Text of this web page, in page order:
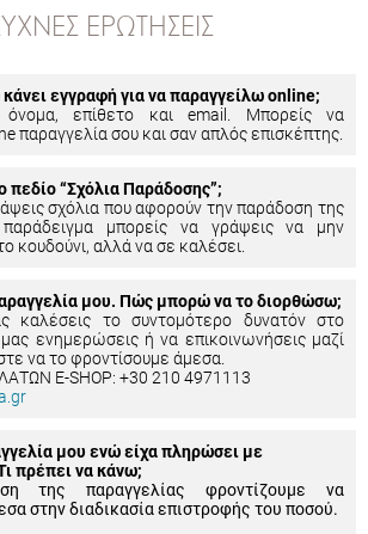
ΕΡΩΤΉΣΕΙΣ
εγγραφή για να παραγγείλω online;
όνομα, επίθετο και email. Μπορείς να
παραγγελία σου και σαν απλός επισκέπτης.
πεδίο “Σχόλια Παράδοσης”;
σχόλια που αφορούν την παράδοση της
παράδειγμα μπορείς να γράψεις να μην
κουδούνι, αλλά να σε καλέσει.
μου. Πώς μπορώ να το διορθώσω;
καλέσεις το συντομότερο δυνατόν στο
ενημερώσεις ή να επικοινωνήσεις μαζί
να το φροντίσουμε άμεσα.
E-SHOP: +30 210 4971113
μου ενώ είχα πληρώσει με
πρέπει να κάνω;
της παραγγελίας φροντίζουμε να
στην διαδικασία επιστροφής του ποσού.